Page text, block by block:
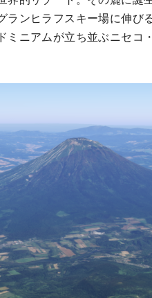
ランヒラフスキー場に伸
ミニアムが立ち並ぶニセ